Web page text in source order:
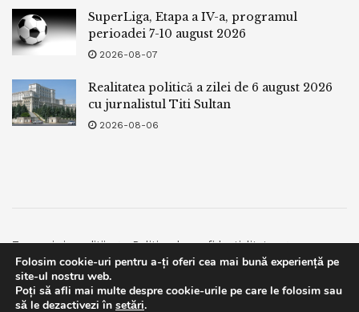
SuperLiga, Etapa a IV-a, programul
perioadei 7-10 august 2026
2026-08-07
Realitatea politică a zilei de 6 august 2026
cu jurnalistul Titi Sultan
2026-08-06
Termeni si conditii
Politica de confidentialitate
Facebook
Contact
© 2019bpnews- Business & Politics Newsbpnews.
Folosim cookie-uri pentru a-ți oferi cea mai bună experiență pe
site-ul nostru web.
Poți să afli mai multe despre cookie-urile pe care le folosim sau
să le dezactivezi în setări.
This website uses GDPR cookies. By continuing to use this